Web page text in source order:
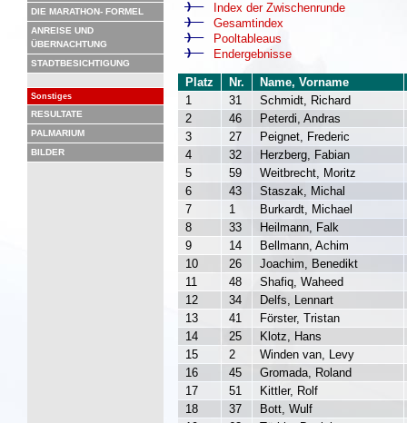
DIE MARATHON- FORMEL
ANREISE UND
ÜBERNACHTUNG
STADTBESICHTIGUNG
Sonstiges
RESULTATE
PALMARIUM
BILDER
Index der Zwischenrunde
Gesamtindex
Pooltableaus
Endergebnisse
Platz Nr.
Name, Vorname
1
31
Schmidt, Richard
2
46
Peterdi, Andras
3
27
Peignet, Frederic
4
32
Herzberg, Fabian
5
59
Weitbrecht, Moritz
6
43
Staszak, Michal
7
1
Burkardt, Michael
8
33
Heilmann, Falk
9
14
Bellmann, Achim
10
26
Joachim, Benedikt
11
48
Shafiq, Waheed
12
34
Delfs, Lennart
13
41
Förster, Tristan
14
25
Klotz, Hans
15
2
Winden van, Levy
16
45
Gromada, Roland
17
51
Kittler, Rolf
18
37
Bott, Wulf